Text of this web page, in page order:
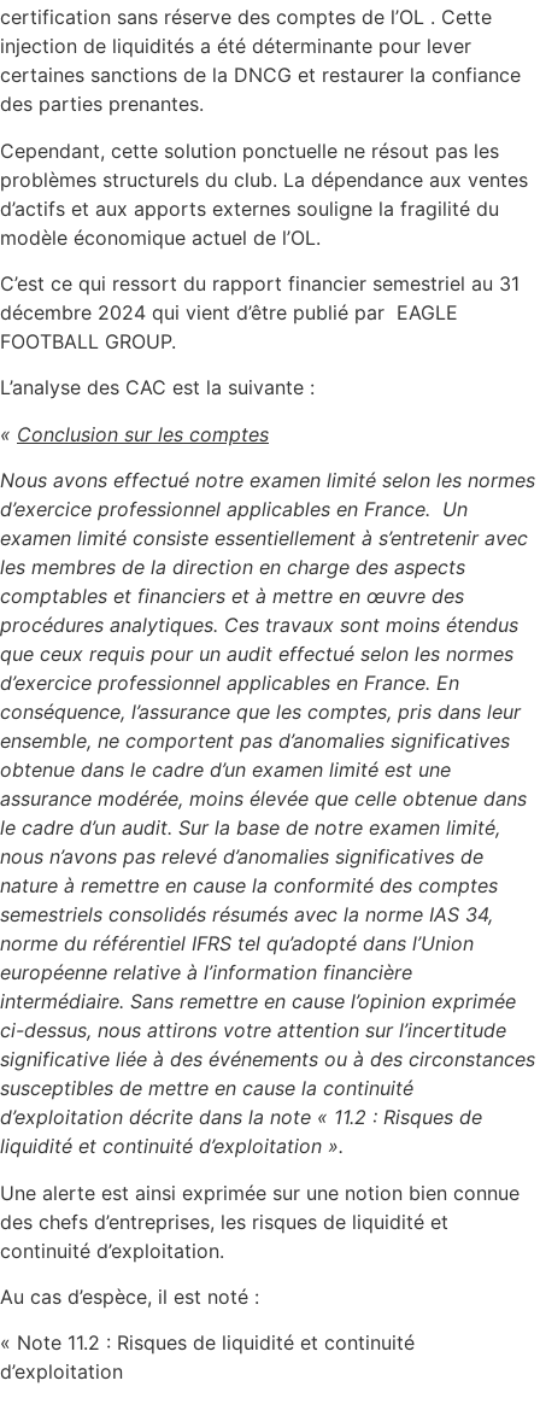
certification sans réserve des comptes de l’OL . Cette
injection de liquidités a été déterminante pour lever
certaines sanctions de la DNCG et restaurer la confiance
des parties prenantes.
Cependant, cette solution ponctuelle ne résout pas les
problèmes structurels du club. La dépendance aux ventes
d’actifs et aux apports externes souligne la fragilité du
modèle économique actuel de l’OL.
C’est ce qui ressort du rapport financier semestriel au 31
décembre 2024 qui vient d’être publié par EAGLE
FOOTBALL GROUP.
L’analyse des CAC est la suivante :
« Conclusion sur les comptes
Nous avons effectué notre examen limité selon les normes
d’exercice professionnel applicables en France. Un
examen limité consiste essentiellement à s’entretenir avec
les membres de la direction en charge des aspects
comptables et financiers et à mettre en œuvre des
procédures analytiques. Ces travaux sont moins étendus
que ceux requis pour un audit effectué selon les normes
d’exercice professionnel applicables en France. En
conséquence, l’assurance que les comptes, pris dans leur
ensemble, ne comportent pas d’anomalies significatives
obtenue dans le cadre d’un examen limité est une
assurance modérée, moins élevée que celle obtenue dans
le cadre d’un audit. Sur la base de notre examen limité,
nous n’avons pas relevé d’anomalies significatives de
nature à remettre en cause la conformité des comptes
semestriels consolidés résumés avec la norme IAS 34,
norme du référentiel IFRS tel qu’adopté dans l’Union
européenne relative à l’information financière
intermédiaire. Sans remettre en cause l’opinion exprimée
ci-dessus, nous attirons votre attention sur l’incertitude
significative liée à des événements ou à des circonstances
susceptibles de mettre en cause la continuité
d’exploitation décrite dans la note « 11.2 : Risques de
liquidité et continuité d’exploitation ».
Une alerte est ainsi exprimée sur une notion bien connue
des chefs d’entreprises, les risques de liquidité et
continuité d’exploitation.
Au cas d’espèce, il est noté :
« Note 11.2 : Risques de liquidité et continuité
d’exploitation